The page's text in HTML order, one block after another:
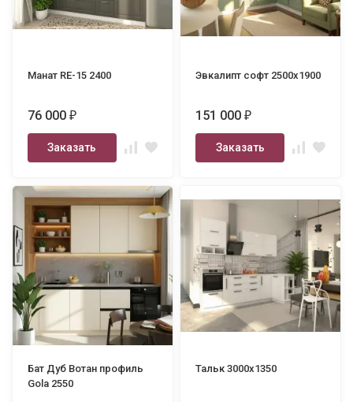
Манат RE-15 2400
76 000₽
Заказать
Эвкалипт софт 2500х1900
151 000₽
Заказать
Бат Дуб Вотан профиль
Gola 2550
Тальк 3000х1350